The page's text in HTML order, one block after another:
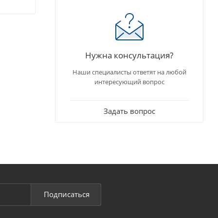
Нужна консультация?
Наши специалисты ответят на любой
интересующий вопрос
Задать вопрос
Подписаться